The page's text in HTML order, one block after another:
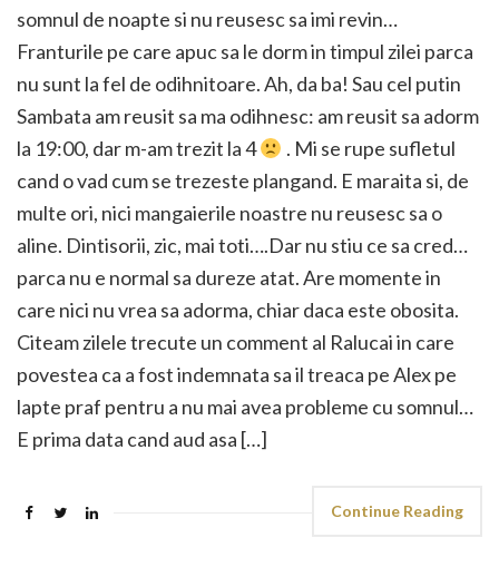
somnul de noapte si nu reusesc sa imi revin…
Franturile pe care apuc sa le dorm in timpul zilei parca
nu sunt la fel de odihnitoare. Ah, da ba! Sau cel putin
Sambata am reusit sa ma odihnesc: am reusit sa adorm
la 19:00, dar m-am trezit la 4
. Mi se rupe sufletul
cand o vad cum se trezeste plangand. E maraita si, de
multe ori, nici mangaierile noastre nu reusesc sa o
aline. Dintisorii, zic, mai toti….Dar nu stiu ce sa cred…
parca nu e normal sa dureze atat. Are momente in
care nici nu vrea sa adorma, chiar daca este obosita.
Citeam zilele trecute un comment al Ralucai in care
povestea ca a fost indemnata sa il treaca pe Alex pe
lapte praf pentru a nu mai avea probleme cu somnul…
E prima data cand aud asa […]
Continue Reading